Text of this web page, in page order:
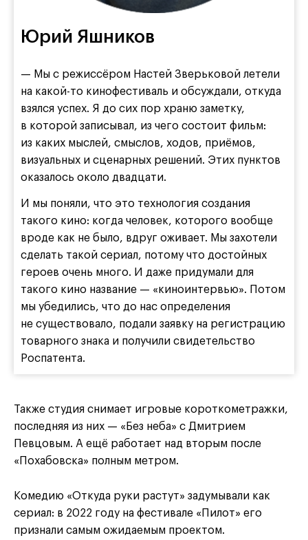
Юрий Яшников
— Мы с режиссёром Настей Зверьковой летели
на какой-то кинофестиваль и обсуждали, откуда
взялся успех. Я до сих пор храню заметку,
в которой записывал, из чего состоит фильм:
из каких мыслей, смыслов, ходов, приёмов,
визуальных и сценарных решений. Этих пунктов
оказалось около двадцати.
И мы поняли, что это технология создания
такого кино: когда человек, которого вообще
вроде как не было, вдруг оживает. Мы захотели
сделать такой сериал, потому что достойных
героев очень много. И даже придумали для
такого кино название — «киноинтервью». Потом
мы убедились, что до нас определения
не существовало, подали заявку на регистрацию
товарного знака и получили свидетельство
Роспатента.
Также студия снимает игровые короткометражки,
последняя из них — «Без неба» с Дмитрием
Певцовым. А ещё работает над вторым после
«Похабовска» полным метром.
Комедию «Откуда руки растут» задумывали как
сериал: в 2022 году на фестивале «Пилот» его
признали самым ожидаемым проектом.